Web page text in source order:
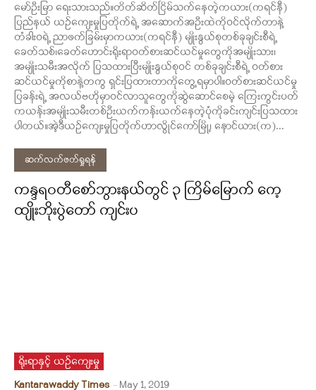
မော်ဦးမြာ ရေးသားသည်။တိတ်ဆိတ်ငြိမ်သက်နေတဲ့ကယား(ကရင်နီ)
ပြည်နယ် ယဉ်ကျေးမှုပြတိုက်ရဲ့ အဆောက်အဦးထဲကိုဝင်လိုက်တာနဲ့
တံခါးဝရဲ့ ညာဖက်ခြမ်းမှာကယား(ကရင်နီ) မျိုးနွယ်စုတစ်ခုချင်းစီရဲ့
ခေတ်သစ်၊ခေတ်ဟောင်းရိုးရာဝတ်စားဆင်ယင်မှုတွေကိုအမျိုးသား၊
အမျိုးသမီးအလိုက် ပြသထားပြီးမျိုးနွယ်စုဝင် တစ်ခုချင်းစီရဲ့ ဝတ်စား
ဆင်ယင်မှုကိုစာနဲ့တကွ ရှင်းပြထားတာကိုတွေ့ရမှာပါ။ဝတ်စားဆင်ယင်မှု
ပြခန်းရဲ့ အလယ်ဗဟိုမှာဝင်လာသူတွေကိုဆွဲဆောင်စေမဲ့ ကြေးကွင်းပတ်
ကယန်းအမျိုးသမီးတစ်ဦးယက်ကန်းယက်နေတဲ့ပုံကိုခင်းကျင်းပြသထား
ပါတယ်။အဲ့ဒီယဉ်ကျေးမှုပြတိုက်ဟာလွိုင်ကော်မြို့၊ နောင်ယား(က)...
ဆက်လက်ဖတ်ရှုရန်
ကန္ဒရဝတီစော်ဘွားနယ်တွင် ၃ ကြိမ်မြောက် ကေ့
ထျိုးဘိုးပွဲတော် ကျင်းပ
ရိုးရာနှင့် ယဉ်ကျေးမှု
Kantarawaddy Times - May 1, 2019